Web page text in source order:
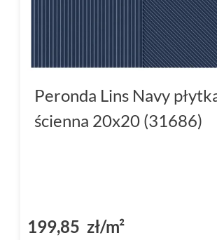
wymarzone wnętrze.
pomogą Ci dokonać
ciesz się pięknem płytek
Peronda Lins Navy
ścienna 20x20 (31686)
199,85 zł/m²